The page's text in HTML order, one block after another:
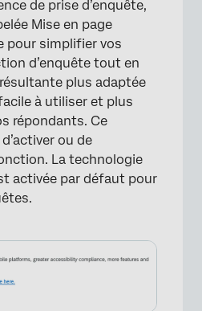
×
de prise d’enquête,
Mise en page
pour simplifier vos
d’enquête tout en
plus adaptée
à utiliser et plus
répondants. Ce
ou de
La technologie
activée par défaut pour